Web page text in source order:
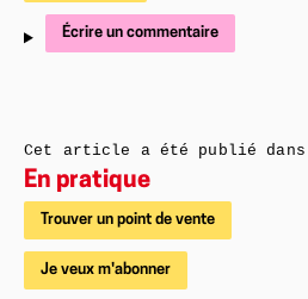
Écrire un commentaire
Cet article a été publié dans
En pratique
Trouver un point de vente
Je veux m'abonner